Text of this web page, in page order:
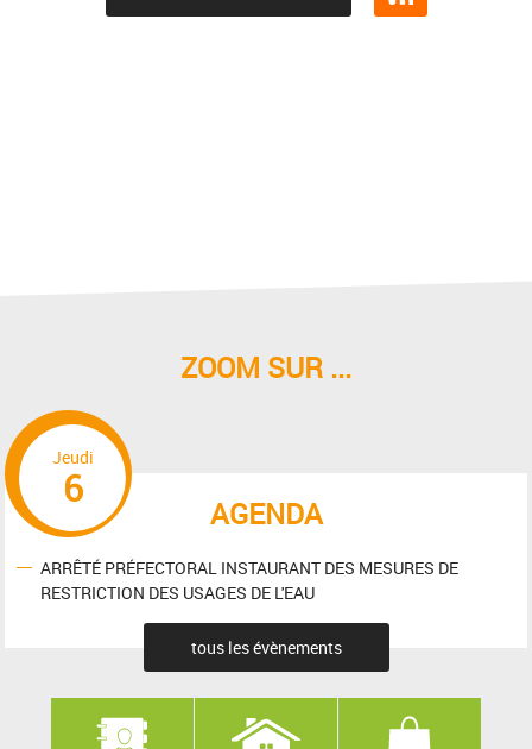
ZOOM SUR ...
AGENDA
Jeudi
6
ARRÊTÉ PRÉFECTORAL INSTAURANT DES MESURES DE
RESTRICTION DES USAGES DE L'EAU
tous les évènements